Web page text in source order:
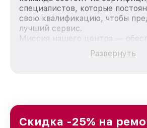
специалистов, которые
свою квалификацию, чтобы
лучший сервис.
Миссия нашего центра —
качественный и доступный
каждого пользователя
Ростове-на-Дону, постоянно
Развернуть
Скидка -25% на